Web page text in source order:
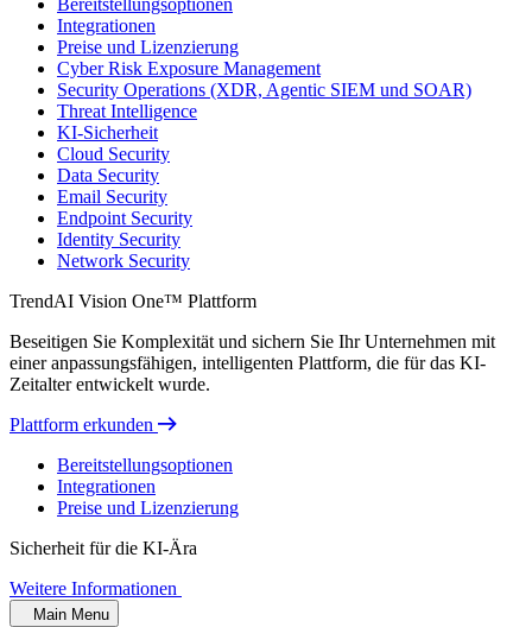
Bereitstellungsoptionen
Integrationen
Preise und Lizenzierung
Cyber Risk Exposure Management
Security Operations (XDR, Agentic SIEM und SOAR)
Threat Intelligence
KI-Sicherheit
Cloud Security
Data Security
Email Security
Endpoint Security
Identity Security
Network Security
TrendAI Vision One™ Plattform
Beseitigen Sie Komplexität und sichern Sie Ihr Unternehmen mit
einer anpassungsfähigen, intelligenten Plattform, die für das KI-
Zeitalter entwickelt wurde.
Plattform erkunden
Bereitstellungsoptionen
Integrationen
Preise und Lizenzierung
Sicherheit für die KI-Ära
Weitere Informationen
Main Menu